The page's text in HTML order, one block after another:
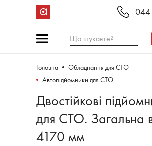
Що шукаєте?
Головна
Обладнання для СТО
Автопідйомники для СТО
Двостійкові
для СТО. Загальна
4170 мм